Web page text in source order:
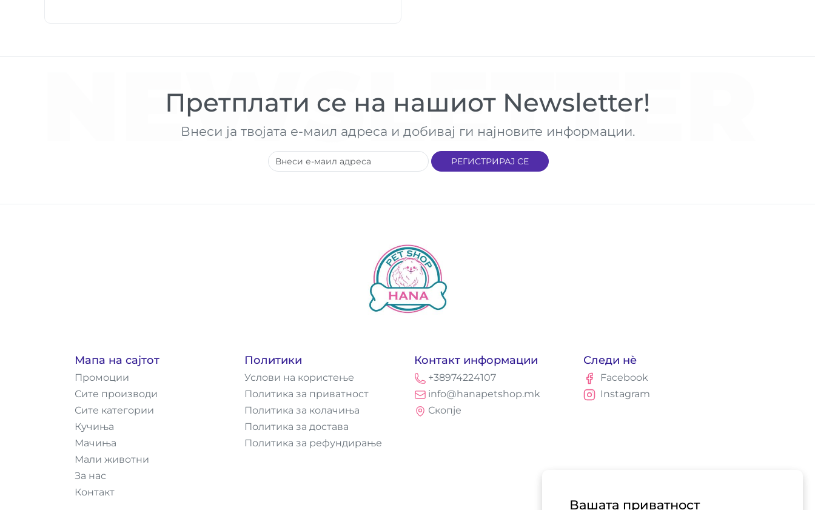
Вашата приватност
NEWSLETTER
Претплати се на нашиот Newsletter!
Внеси ја твојата е-маил адреса и добивај ги најновите информации.
РЕГИСТРИРАЈ СЕ
Мапа на сајтот
Промоции
Сите производи
Сите категории
Кучиња
Мачиња
Мали животни
За нас
Контакт
Политики
Услови на користење
Политика за приватност
Политика за колачиња
Политика за достава
Политика за рефундирање
Контакт информации
+38974224107
info@hanapetshop.mk
Скопје
Следи нè
Facebook
Instagram